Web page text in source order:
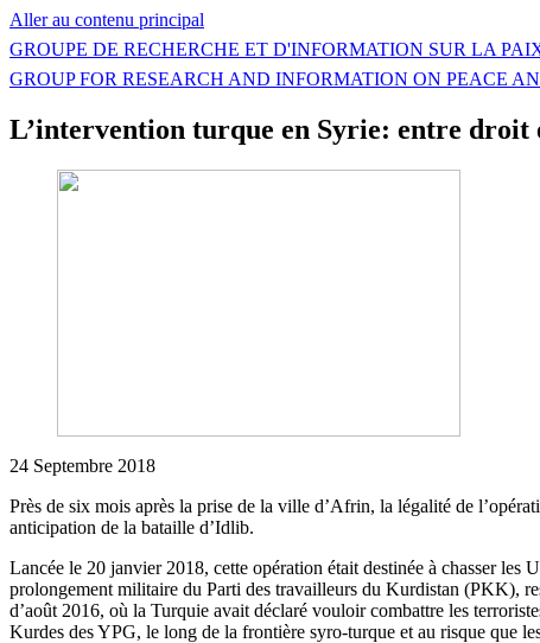
Aller au contenu principal
GROUPE DE RECHERCHE ET D'INFORMATION SUR LA
GROUP FOR RESEARCH AND INFORMATION ON PEACE
L’intervention turque en Syrie: entre droit
24 Septembre 2018
Près de six mois après la prise de la ville d’Afrin, la légalité de
anticipation de la bataille d’Idlib.
Lancée le 20 janvier 2018, cette opération était destinée à chasser
prolongement militaire du Parti des travailleurs du Kurdistan (PKK),
d’août 2016, où la Turquie avait déclaré vouloir combattre les
Kurdes des YPG, le long de la frontière syro-turque et au risque que